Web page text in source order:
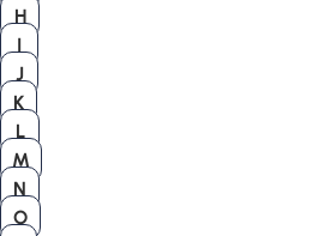
H
I
J
K
L
M
N
O